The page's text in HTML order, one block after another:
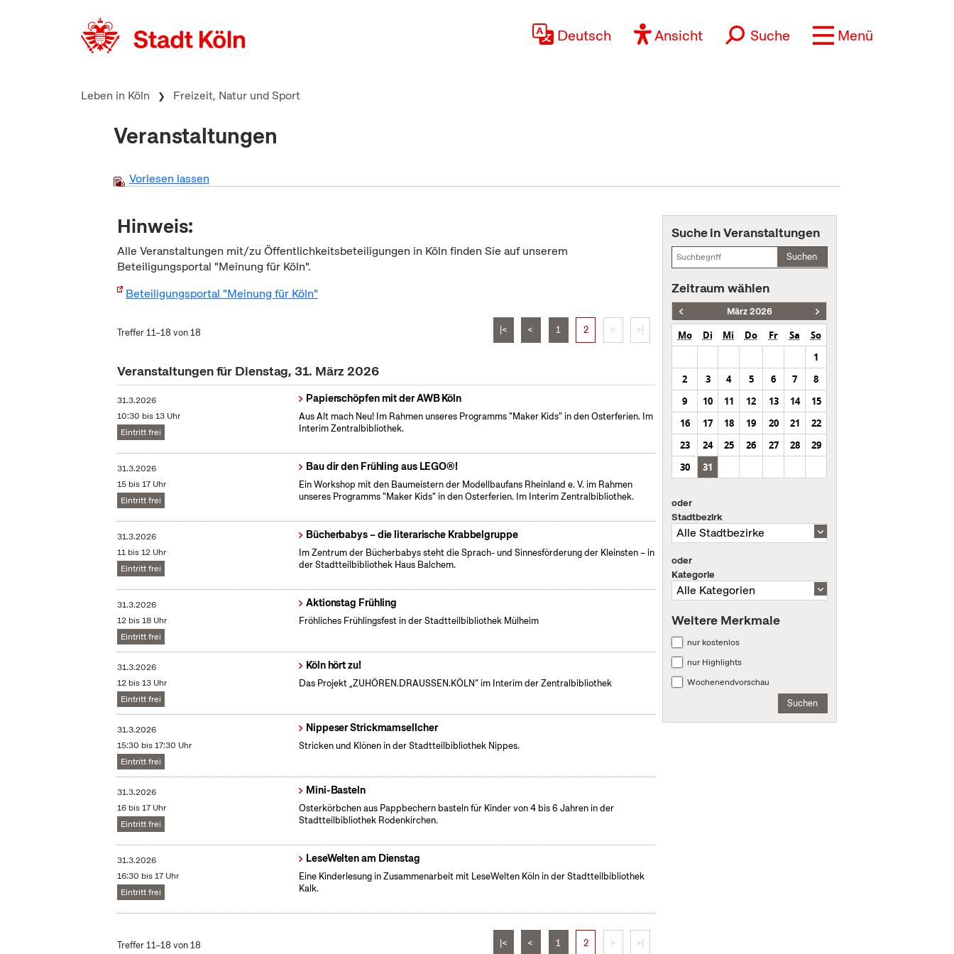
Deutsch Ansicht Suche Menü
Leben in Köln Freizeit, Natur und Sport
Veranstaltungen
Vorlesen lassen
Hinweis:
Alle Veranstaltungen mit/zu Öffentlichkeitsbeteiligungen in Köln finden Sie auf unserem
Beteiligungsportal "Meinung für Köln".
Beteiligungsportal "Meinung für Köln"
Treffer 11–18 von 18 |< < 1 2 > >|
Veranstaltungen für Dienstag, 31. März 2026
31.3.2026
10:30 bis 13 Uhr
Eintritt frei
Papierschöpfen mit der AWB Köln
Aus Alt mach Neu! Im Rahmen unseres Programms "Maker Kids" in den Osterferien. Im
Interim Zentralbibliothek.
31.3.2026
15 bis 17 Uhr
Eintritt frei
Bau dir den Frühling aus LEGO®!
Ein Workshop mit den Baumeistern der Modellbaufans Rheinland e. V. im Rahmen
unseres Programms "Maker Kids" in den Osterferien. Im Interim Zentralbibliothek.
31.3.2026
11 bis 12 Uhr
Eintritt frei
Bücherbabys – die literarische Krabbelgruppe
Im Zentrum der Bücherbabys steht die Sprach- und Sinnesförderung der Kleinsten – in
der Stadtteilbibliothek Haus Balchem.
31.3.2026
12 bis 18 Uhr
Eintritt frei
Aktionstag Frühling
Fröhliches Frühlingsfest in der Stadtteilbibliothek Mülheim
31.3.2026
12 bis 13 Uhr
Eintritt frei
Köln hört zu!
Das Projekt „ZUHÖREN.DRAUSSEN.KÖLN“ im Interim der Zentralbibliothek
31.3.2026
15:30 bis 17:30 Uhr
Eintritt frei
Nippeser Strickmamsellcher
Stricken und Klönen in der Stadtteilbibliothek Nippes.
31.3.2026
16 bis 17 Uhr
Eintritt frei
Mini-Basteln
Osterkörbchen aus Pappbechern basteln für Kinder von 4 bis 6 Jahren in der
Stadtteilbibliothek Rodenkirchen.
31.3.2026
16:30 bis 17 Uhr
Eintritt frei
LeseWelten am Dienstag
Eine Kinderlesung in Zusammenarbeit mit LeseWelten Köln in der Stadtteilbibliothek
Kalk.
Treffer 11–18 von 18 |< < 1 2 > >|
Suche in Veranstaltungen
Suchen
Zeitraum wählen
März 2026
Mo Di Mi Do Fr Sa
So
1
2
3 4 5 6 7
8
9
10 11 12 13 14
15
16
17 18 19 20 21
22
23
24 25 26 27 28
29
30
31
oder
Stadtbezirk
oder
Kategorie
Weitere Merkmale
nur kostenlos
nur Highlights
Wochenendvorschau
Suchen